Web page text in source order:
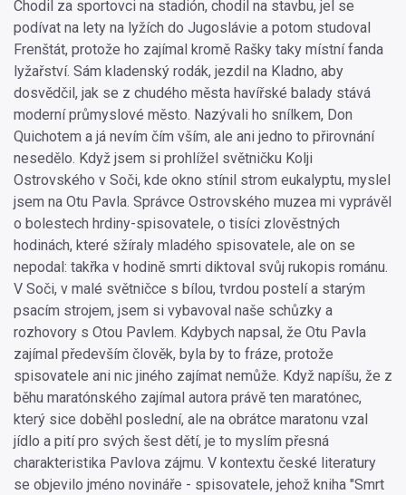
Chodil za sportovci na stadión, chodil na stavbu, jel se
podívat na lety na lyžích do Jugoslávie a potom studoval
Frenštát, protože ho zajímal kromě Rašky taky místní fanda
lyžařství. Sám kladenský rodák, jezdil na Kladno, aby
dosvědčil, jak se z chudého města havířské balady stává
moderní průmyslové město. Nazývali ho snílkem, Don
Quichotem a já nevím čím vším, ale ani jedno to přirovnání
nesedělo. Když jsem si prohlížel světničku Kolji
Ostrovského v Soči, kde okno stínil strom eukalyptu, myslel
jsem na Otu Pavla. Správce Ostrovského muzea mi vyprávěl
o bolestech hrdiny-spisovatele, o tisíci zlověstných
hodinách, které sžíraly mladého spisovatele, ale on se
nepodal: takřka v hodině smrti diktoval svůj rukopis románu.
V Soči, v malé světničce s bílou, tvrdou postelí a starým
psacím strojem, jsem si vybavoval naše schůzky a
rozhovory s Otou Pavlem. Kdybych napsal, že Otu Pavla
zajímal především člověk, byla by to fráze, protože
spisovatele ani nic jiného zajímat nemůže. Když napíšu, že z
běhu maratónského zajímal autora právě ten maratónec,
který sice doběhl poslední, ale na obrátce maratonu vzal
jídlo a pití pro svých šest dětí, je to myslím přesná
charakteristika Pavlova zájmu. V kontextu české literatury
se objevilo jméno novináře - spisovatele, jehož kniha "Smrt